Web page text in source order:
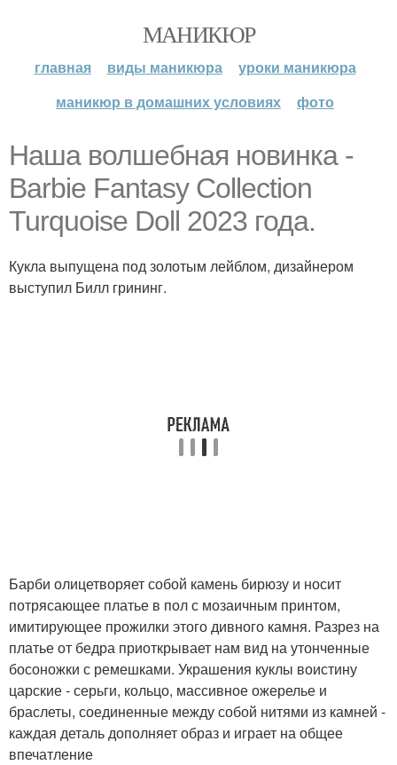
МАНИКЮР
главная виды маникюра
уроки маникюра
маникюр в домашних условиях
фото
Наша волшебная новинка -
Barbie Fantasy Collection
Turquoise Doll 2023 года.
Кукла выпущена под золотым лейблом, дизайнером
выступил Билл грининг.
Барби олицетворяет собой камень бирюзу и носит
потрясающее платье в пол с мозаичным принтом,
имитирующее прожилки этого дивного камня. Разрез на
платье от бедра приоткрывает нам вид на утонченные
босоножки с ремешками. Украшения куклы воистину
царские - серьги, кольцо, массивное ожерелье и
браслеты, соединенные между собой нитями из камней -
каждая деталь дополняет образ и играет на общее
впечатление